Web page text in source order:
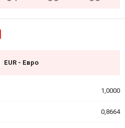
EUR - Евро
1,0000
0,8664